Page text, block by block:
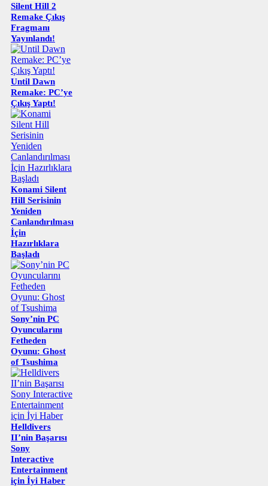
Silent Hill 2
Remake Çıkış
Fragmanı
Yayınlandı!
Until Dawn
Remake: PC’ye
Çıkış Yaptı!
Konami Silent
Hill Serisinin
Yeniden
Canlandırılması
İçin
Hazırlıklara
Başladı
Sony’nin PC
Oyuncularını
Fetheden
Oyunu: Ghost
of Tsushima
Helldivers
II’nin Başarısı
Sony
Interactive
Entertainment
için İyi Haber